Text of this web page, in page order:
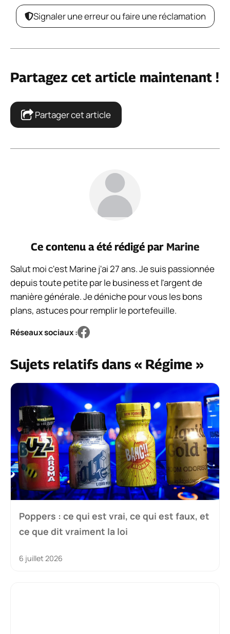
Signaler une erreur ou faire une réclamation
Partagez cet article maintenant !
Partager cet article
Ce contenu a été rédigé par Marine
Salut moi c'est Marine j'ai 27 ans. Je suis passionnée
depuis toute petite par le business et l'argent de
manière générale. Je déniche pour vous les bons
plans, astuces pour remplir le portefeuille.
Réseaux sociaux :
Sujets relatifs dans « Régime »
Poppers : ce qui est vrai, ce qui est faux, et
ce que dit vraiment la loi
6 juillet 2026